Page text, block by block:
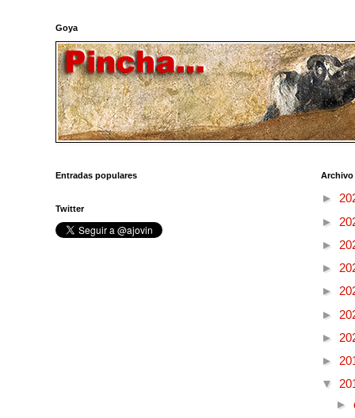
Goya
Entradas populares
Twitter
►
►
►
►
►
►
►
►
▼
►